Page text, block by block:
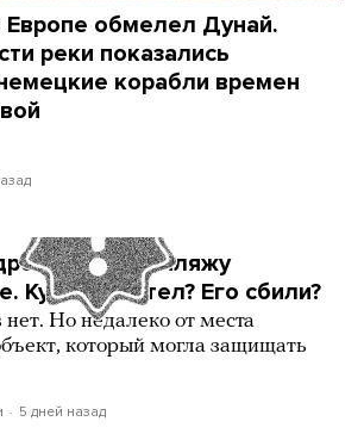
Европе обмелел Дунай.
реки показались
корабли времен
попал по пляжу
Куда он летел? Его сбили?
нет. Но недалеко от места
который могла защищать
5 дней назад